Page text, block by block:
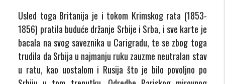
Usled toga Britanija je i tokom Krimskog rata (1853-
1856) pratila buduće držanje Srbije i Srba, i sve karte je
bacala na svog saveznika u Carigradu, te se zbog toga
trudila da Srbija u najmanju ruku zauzme neutralan stav
u ratu, kao uostalom i Rusija što je bilo povoljno po